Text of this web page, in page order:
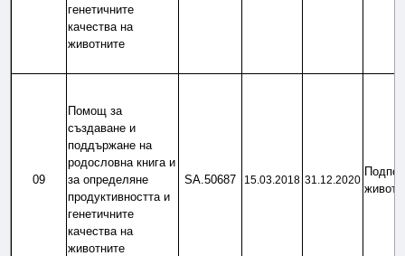
генетичните
качества на
животните
09
Помощ за
създаване и
поддържане на
родословна книга и
за определяне
продуктивността и
генетичните
качества на
животните
SA.50687 15.03.2018 31.12.2020